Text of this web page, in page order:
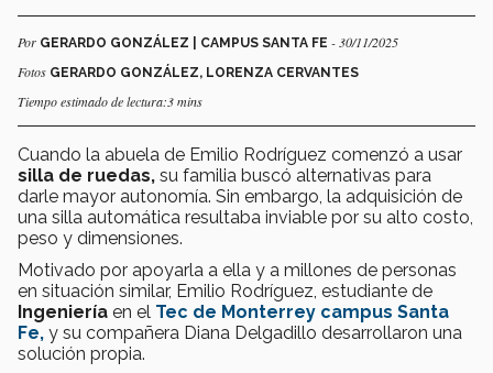
Por GERARDO GONZÁLEZ | CAMPUS SANTA FE - 30/11/2025
Fotos GERARDO GONZÁLEZ, LORENZA CERVANTES
Tiempo estimado de lectura:3 mins
Cuando la abuela de Emilio Rodríguez comenzó a usar
silla de ruedas, su familia buscó alternativas para
darle mayor autonomía. Sin embargo, la adquisición de
una silla automática resultaba inviable por su alto costo,
peso y dimensiones.
Motivado por apoyarla a ella y a millones de personas
en situación similar, Emilio Rodríguez, estudiante de
Ingeniería en el Tec de Monterrey campus Santa
Fe, y su compañera Diana Delgadillo desarrollaron una
solución propia.